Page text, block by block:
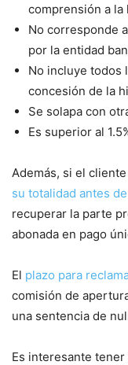
comprensión a la
No corresponde
por la entidad
No incluye todos
concesión de la
Se solapa con
Es superior al
Además, si el cliente
su totalidad antes
recuperar la parte
abonada en pago
El plazo para
comisión de
una sentencia de
Es interesante